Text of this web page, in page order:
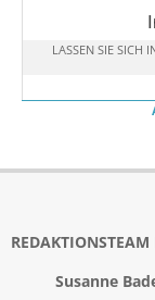
LASSEN SIE SICH
Susanne